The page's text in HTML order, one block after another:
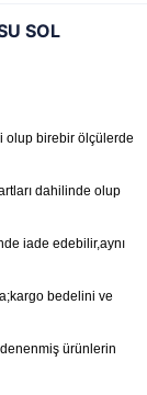
SOL
olup birebir ölçülerde
dahilinde olup
iade edebilir,aynı
bedelini ve
ürünlerin